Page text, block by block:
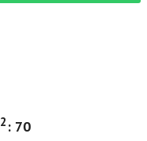
2 : 70